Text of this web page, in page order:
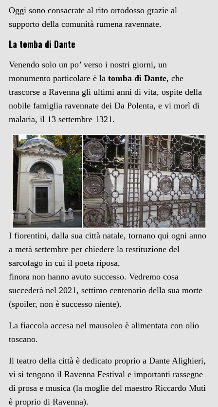
Oggi sono consacrate al rito ortodosso grazie al
supporto della comunità rumena ravennate.
La tomba di Dante
Venendo solo un po’ verso i nostri giorni, un
monumento particolare è la tomba di Dante, che
trascorse a Ravenna gli ultimi anni di vita, ospite della
nobile famiglia ravennate dei Da Polenta, e vi morì di
malaria, il 13 settembre 1321.
I fiorentini, dalla sua città natale, tornano qui ogni anno
a metà settembre per chiedere la restituzione del
sarcofago in cui il poeta riposa,
finora non hanno avuto successo. Vedremo cosa
succederà nel 2021, settimo centenario della sua morte
(spoiler, non è successo niente).
La fiaccola accesa nel mausoleo è alimentata con olio
toscano.
Il teatro della città è dedicato proprio a Dante Alighieri,
vi si tengono il Ravenna Festival e importanti rassegne
di prosa e musica (la moglie del maestro Riccardo Muti
è proprio di Ravenna).